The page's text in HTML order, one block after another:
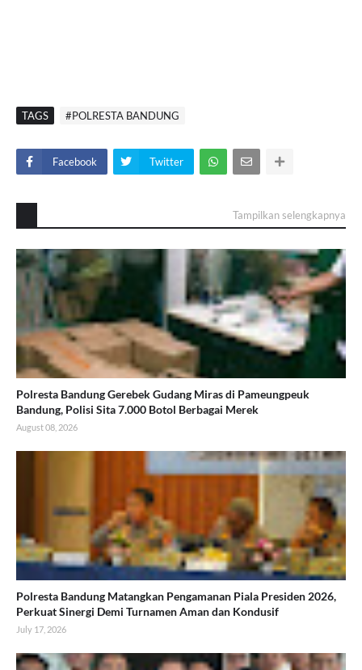
TAGS #POLRESTA BANDUNG
Facebook Twitter
Tampilkan selengkapnya
Polresta Bandung Gerebek Gudang Miras di Pameungpeuk
Bandung, Polisi Sita 7.000 Botol Berbagai Merek
August 08, 2026
Polresta Bandung Matangkan Pengamanan Piala Presiden 2026,
Perkuat Sinergi Demi Turnamen Aman dan Kondusif
July 17, 2026